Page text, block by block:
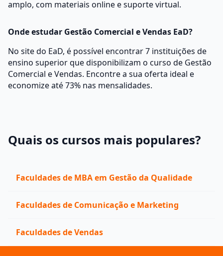
amplo, com materiais online e suporte virtual.
Onde estudar Gestão Comercial e Vendas EaD?
No site do EaD, é possível encontrar 7 instituições de
ensino superior que disponibilizam o curso de Gestão
Comercial e Vendas. Encontre a sua oferta ideal e
economize até 73% nas mensalidades.
Quais os cursos mais populares?
Faculdades de MBA em Gestão da Qualidade
Faculdades de Comunicação e Marketing
Faculdades de Vendas